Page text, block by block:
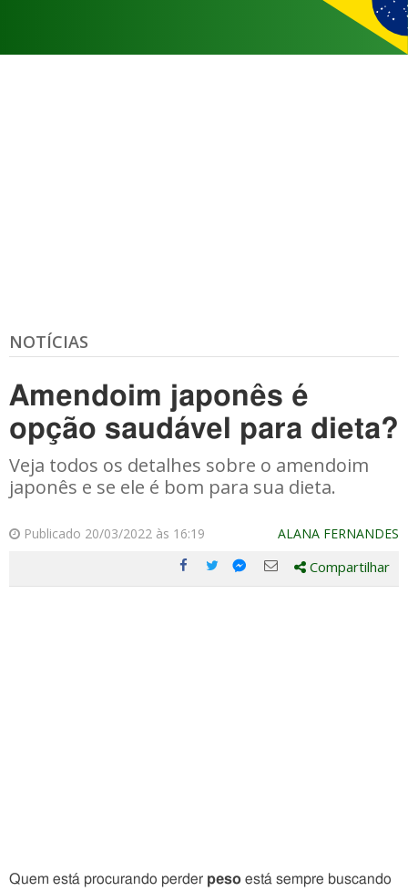
NOTÍCIAS
Amendoim japonês é
opção saudável para dieta?
Veja todos os detalhes sobre o amendoim
japonês e se ele é bom para sua dieta.
Publicado 20/03/2022 às 16:19 ALANA FERNANDES
Compartilhe
Compartilhe
Compartilhe
Compartilhe
Compartilhar
Quem está procurando perder peso está sempre buscando